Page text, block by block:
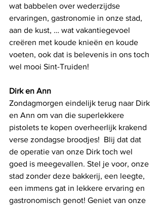
wat babbelen over wederzijdse
ervaringen, gastronomie in onze stad,
aan de kust, … wat vakantiegevoel
creëren met koude knieën en koude
voeten, ook dat is belevenis in ons toch
wel mooi Sint-Truiden!
Dirk en Ann
Zondagmorgen eindelijk terug naar Dirk
en Ann om van die superlekkere
pistolets te kopen overheerlijk krakend
verse zondagse broodjes!  Blij dat dat
de operatie van onze Dirk toch wel
goed is meegevallen. Stel je voor, onze
stad zonder deze bakkerij, een leegte,
een immens gat in lekkere ervaring en
gastronomisch genot! Geniet van onze